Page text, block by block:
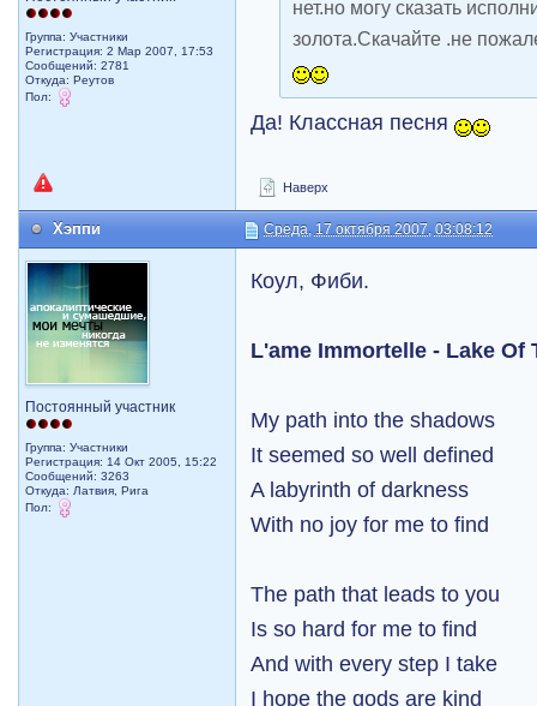
Группа: Участники
Регистрация: 2 Мар 2007, 17:53
Сообщений: 2781
Откуда: Реутов
Пол:
нет.но могу сказать
золота.Скачайте .не
Да! Классная песня
Наверх
Хэппи Среда, 17 октября 2007, 03:08:12
Постоянный участник
Группа: Участники
Регистрация: 14 Окт 2005, 15:22
Сообщений: 3263
Откуда: Латвия, Рига
Пол:
Коул, Фиби.
L'ame Immortelle - Lake Of
My path into the shadows
It seemed so well defined
A labyrinth of darkness
With no joy for me to find
The path that leads to you
Is so hard for me to find
And with every step I take
I hope the gods are kind